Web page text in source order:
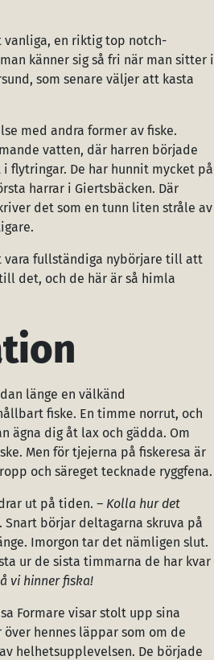
vanliga, en riktig top notch-
känner sig så fri när man sitter i
som senare väljer att kasta
med andra former av fiske.
vatten, där harren började
flytringar. De har hunnit mycket på
harrar i Giertsbäcken. Där
det som en tunn liten stråle av
vara fullständiga nybörjare till att
det, och de här är så himla
länge en välkänd
fiske. En timme norrut, och
ägna dig åt lax och gädda. Om
Men för tjejerna på fiskeresa är
och säreget tecknade ryggfena.
ut på tiden. – Kolla hur det
börjar deltagarna skruva på
Imorgon tar det nämligen slut.
ur de sista timmarna de har kvar
vi hinner fiska!
Formare visar stolt upp sina
hennes läppar som om de
helhetsupplevelsen. De började